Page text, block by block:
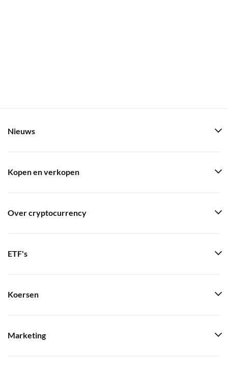
Nieuws
Kopen en verkopen
Over cryptocurrency
ETF's
Koersen
Marketing